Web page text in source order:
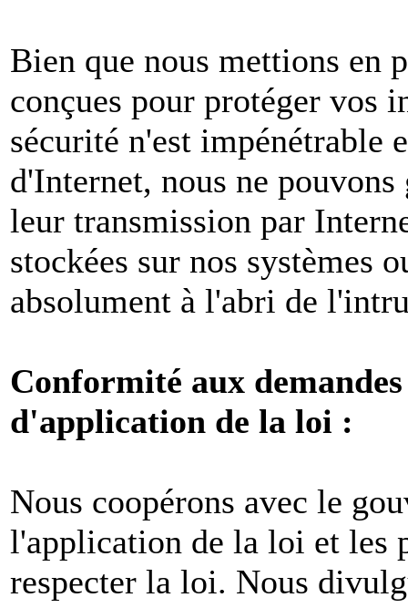
Bien que nous mettions en
conçues pour protéger vos
sécurité n'est impénétrable
d'Internet, nous ne
leur transmission par
stockées sur nos systèmes
absolument à l'abri de
Conformité aux
d'application de la loi :
Nous coopérons avec le
l'application de la loi et les
respecter la loi. Nous